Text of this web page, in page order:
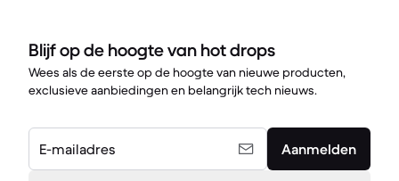
Blijf op de hoogte van hot drops
Wees als de eerste op de hoogte van nieuwe producten,
exclusieve aanbiedingen en belangrijk tech nieuws.
E-mailadres Aanmelden